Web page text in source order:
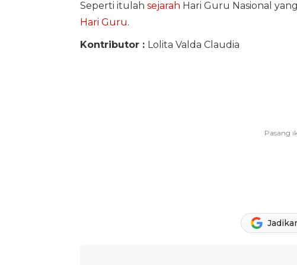
Seperti itulah sejarah Hari Guru Nasional
Hari Guru.
Kontributor : Lolita Valda Claudia